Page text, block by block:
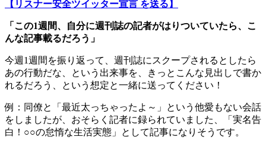
【リスナー安全ツイッター宣言 を送る】
「この1週間、自分に週刊誌の記者がはりついていたら、こ
んな記事載るだろう」
今週1週間を振り返って、週刊誌にスクープされるとしたら
あの行動だな、という出来事を、きっとこんな見出しで書か
れるだろう、という想定と一緒に送ってください！
例：同僚と「最近太っちゃったよ～」という他愛もない会話
をしましたが、おそらく記者に録られていました、「実名告
白！○○の怠惰な生活実態」として記事になりそうです。